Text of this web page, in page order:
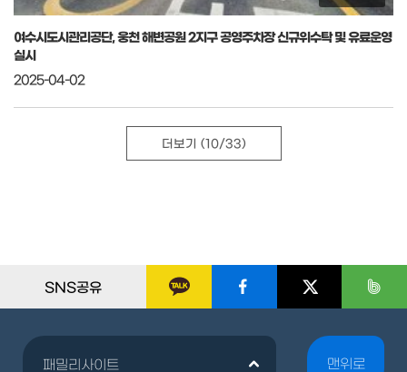
여수시도시관리공단, 웅천 해변공원 2지구 공영주차장 신규위수탁 및 유료운영
실시
2025-04-02
더보기 (10/33)
SNS공유
패밀리사이트 맨위로